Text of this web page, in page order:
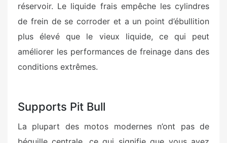
réservoir. Le liquide frais empêche les cylindres
de frein de se corroder et a un point d’ébullition
plus élevé que le vieux liquide, ce qui peut
améliorer les performances de freinage dans des
conditions extrêmes.
Supports Pit Bull
La plupart des motos modernes n’ont pas de